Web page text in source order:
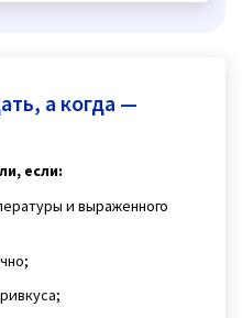
а когда —
если:
и выраженного